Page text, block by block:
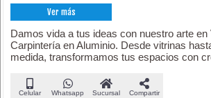
Ver más
Damos vida a tus ideas con nuestro arte en
Carpintería en Aluminio. Desde vitrinas
medida, transformamos tus espacios con
Celular Whatsapp Sucursal Compartir